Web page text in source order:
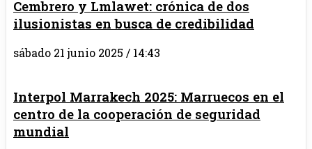
Cembrero y Lmlawet: crónica de dos
ilusionistas en busca de credibilidad
sábado 21 junio 2025 / 14:43
Interpol Marrakech 2025: Marruecos en el
centro de la cooperación de seguridad
mundial